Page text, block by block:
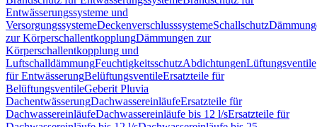
Entwässerungssysteme und
VersorgungssystemeDeckenverschlusssystemeSchallschutz
zur KörperschallentkopplungDämmungen zur
Körperschallentkopplung und
LuftschalldämmungFeuchtigkeitsschutzAbdichtungenLüftungsventile
für EntwässerungBelüftungsventileErsatzteile für
BelüftungsventileGeberit Pluvia
DachentwässerungDachwassereinläufeErsatzteile für
DachwassereinläufeDachwassereinläufe bis 12 l/sErsatzteile für